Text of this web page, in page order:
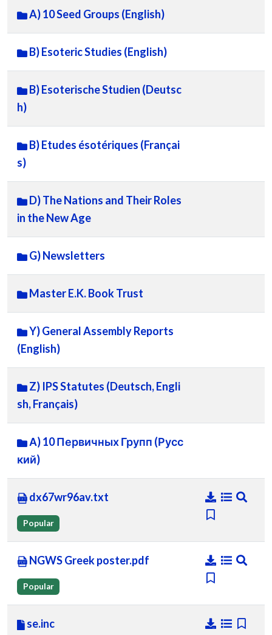
A) 10 Seed Groups (English)
B) Esoteric Studies (English)
B) Esoterische Studien (Deutsc
h)
B) Etudes ésotériques (Françai
s)
D) The Nations and Their Roles
in the New Age
G) Newsletters
Master E.K. Book Trust
Y) General Assembly Reports
(English)
Z) IPS Statutes (Deutsch, Engli
sh, Français)
А) 10 Первичных Групп (Русс
кий)
dx67wr96av.txt
Popular
NGWS Greek poster.pdf
Popular
se.inc